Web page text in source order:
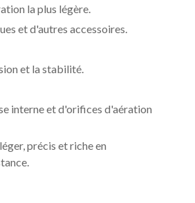
la plus légère.
et d'autres accessoires.
et la stabilité.
interne et d'orifices d'aération
précis et riche en